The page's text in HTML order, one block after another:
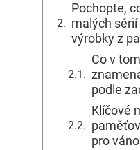
Pochopte,
malých sérií
výrobky z
Co v
podle
Klíčové
pro